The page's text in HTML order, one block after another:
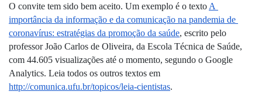
O convite tem sido bem aceito. Um exemplo é o texto A
importância da informação e da comunicação na pandemia de
coronavírus: estratégias da promoção da saúde, escrito pelo
professor João Carlos de Oliveira, da Escola Técnica de Saúde,
com 44.605 visualizações até o momento, segundo o Google
http://comunica.ufu.br/topicos/leia-cientistas.